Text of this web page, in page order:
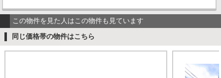
この物件を見た人はこの物件も見ています
同じ価格帯の物件はこちら